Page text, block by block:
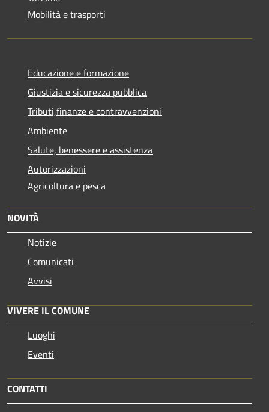
Mobilità e trasporti
Educazione e formazione
Giustizia e sicurezza pubblica
Tributi,finanze e contravvenzioni
Ambiente
Salute, benessere e assistenza
Autorizzazioni
Agricoltura e pesca
NOVITÀ
Notizie
Comunicati
Avvisi
VIVERE IL COMUNE
Luoghi
Eventi
CONTATTI